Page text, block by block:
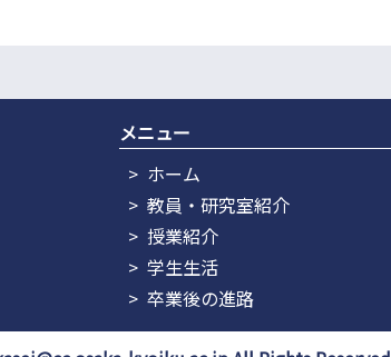
メニュー
ホーム
教員・研究室紹介
授業紹介
学生生活
卒業後の進路